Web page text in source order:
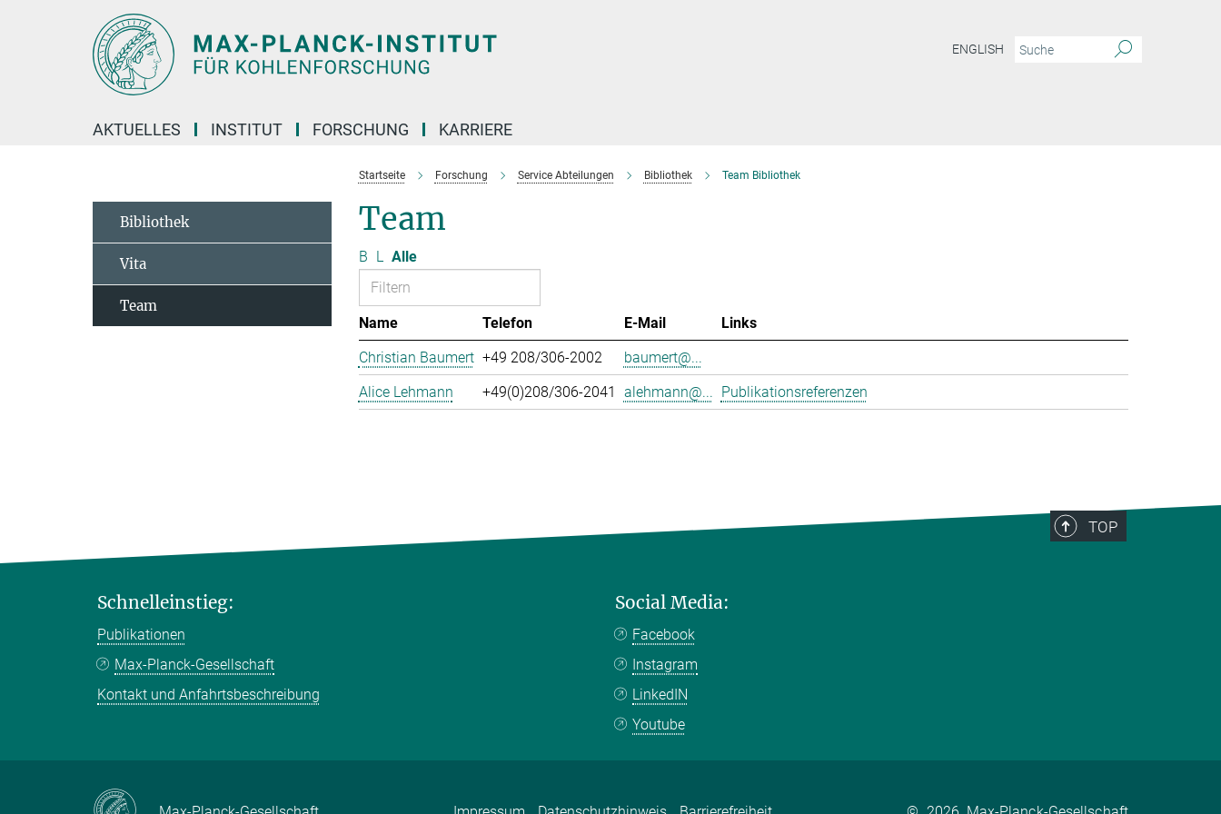
ENGLISH
AKTUELLES INSTITUT FORSCHUNG KARRIERE
Startseite Forschung Service Abteilungen Bibliothek Team Bibliothek
Team
B L Alle
Name Telefon E-Mail
Links
Christian Baumert +49 208/306-2002
baumert@...
Alice Lehmann
+49(0)208/306-2041 alehmann@... Publikationsreferenzen
Bibliothek
Vita
Team
TOP
Schnelleinstieg:
Publikationen
Max-Planck-Gesellschaft
Kontakt und Anfahrtsbeschreibung
Social Media:
Facebook
Instagram
LinkedIN
Youtube